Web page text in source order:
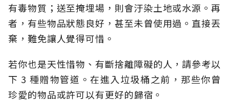
有毒物質；送至掩埋場，則會汙染土地或水源。再
者，有些物品狀態良好，甚至未曾使用過。直接丟
棄，難免讓人覺得可惜。
若你也是天性惜物、有斷捨離障礙的人，請參考以
下 3 種贈物管道。在進入垃圾桶之前，那些你曾
珍愛的物品或許可以有更好的歸宿。